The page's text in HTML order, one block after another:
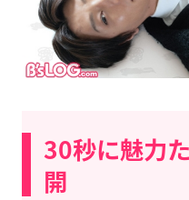
30秒に魅力
開